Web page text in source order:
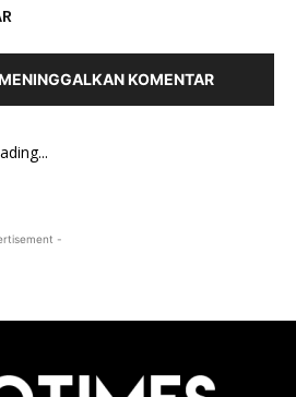
KOMENTAR
-